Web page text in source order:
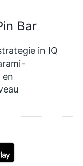
Bar
in IQ
en